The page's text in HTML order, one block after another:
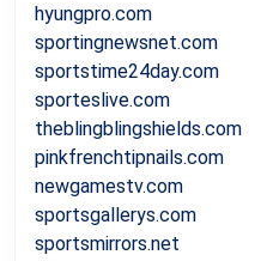
hyungpro.com
sportingnewsnet.com
sportstime24day.com
sporteslive.com
theblingblingshields.com
pinkfrenchtipnails.com
newgamestv.com
sportsgallerys.com
sportsmirrors.net